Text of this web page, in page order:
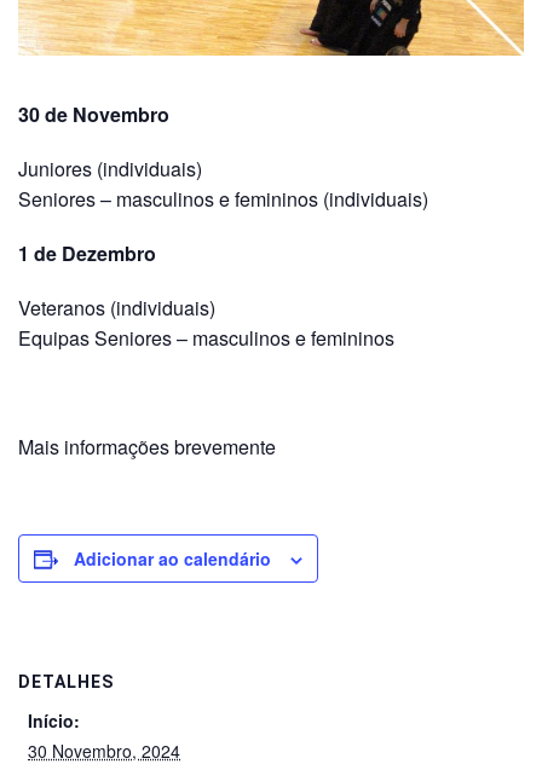
30 de Novembro
Juniores (individuais)
Seniores – masculinos e femininos (individuais)
1 de Dezembro
Veteranos (individuais)
Equipas Seniores – masculinos e femininos
Mais informações brevemente
Adicionar ao calendário
DETALHES
Início:
30 Novembro, 2024